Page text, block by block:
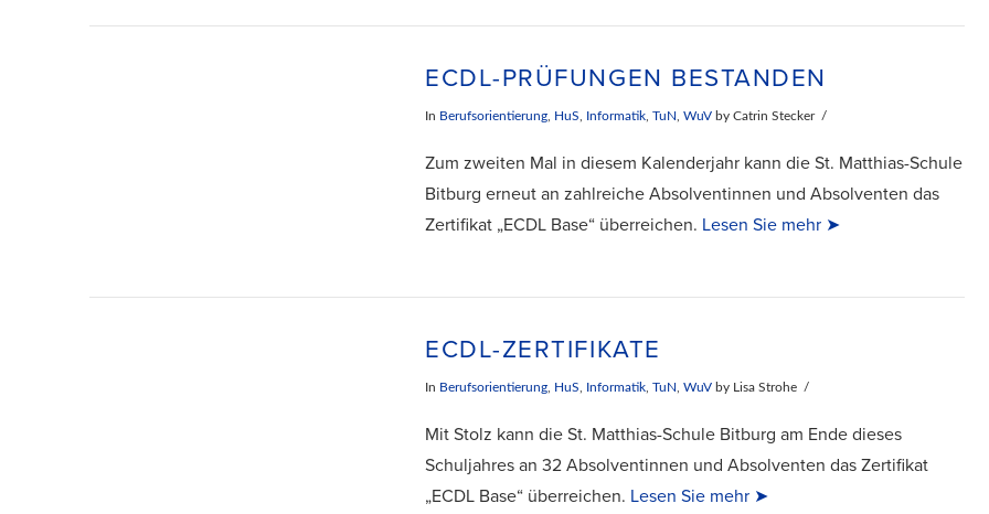
ECDL-PRÜFUNGEN BESTANDEN
In Berufsorientierung HuS Informatik ,TuN ,WuV by Catrin Stecker
Zum zweiten Mal in diesem Kalenderjahr kann die St. Matthias-Schule
Bitburg erneut an zahlreiche Absolventinnen und Absolventen das
Zertifikat „ECDL Base“ überreichen. Lesen Sie mehr ➤
ECDL-ZERTIFIKATE
In Berufsorientierung, HuS, Informatik,TuN,WuV by Lisa Strohe
Mit Stolz kann die St. Matthias-Schule Bitburg am Ende dieses
Schuljahres an 32 Absolventinnen und Absolventen das Zertifikat
„ECDL Base“ überreichen. Lesen Sie mehr ➤